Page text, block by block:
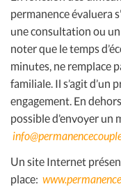
permanence évaluera
une consultation ou
noter que le temps
minutes, ne remplace
familiale. Il s’agit d’un
engagement. En
possible d’envoyer un
Un site Internet
place: